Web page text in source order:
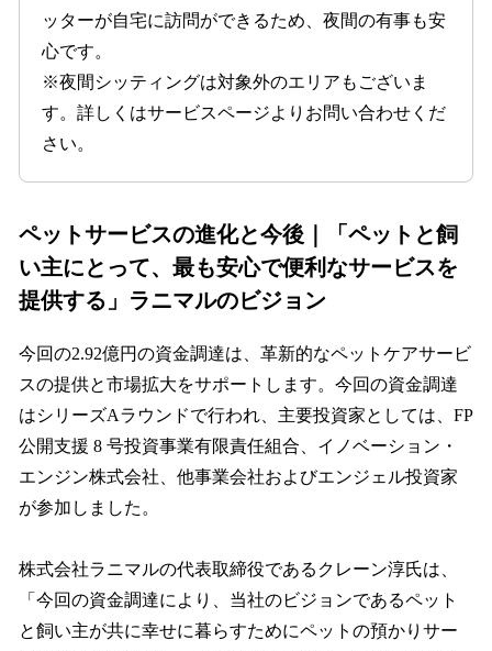
ッターが自宅に訪問ができるため、夜間の有事も安
心です。
※夜間シッティングは対象外のエリアもございま
す。詳しくはサービスページよりお問い合わせくだ
さい。
ペットサービスの進化と今後｜「ペットと飼
い主にとって、最も安心で便利なサービスを
提供する」ラニマルのビジョン
今回の2.92億円の資金調達は、革新的なペットケアサービ
スの提供と市場拡大をサポートします。今回の資金調達
はシリーズAラウンドで行われ、主要投資家としては、FP
公開支援 8 号投資事業有限責任組合、イノベーション・
エンジン株式会社、他事業会社およびエンジェル投資家
が参加しました。
株式会社ラニマルの代表取締役であるクレーン淳氏は、
「今回の資金調達により、当社のビジョンであるペット
と飼い主が共に幸せに暮らすためにペットの預かりサー